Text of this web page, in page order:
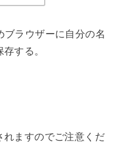
ブラウザーに自分の名
する。
れますのでご注意くだ